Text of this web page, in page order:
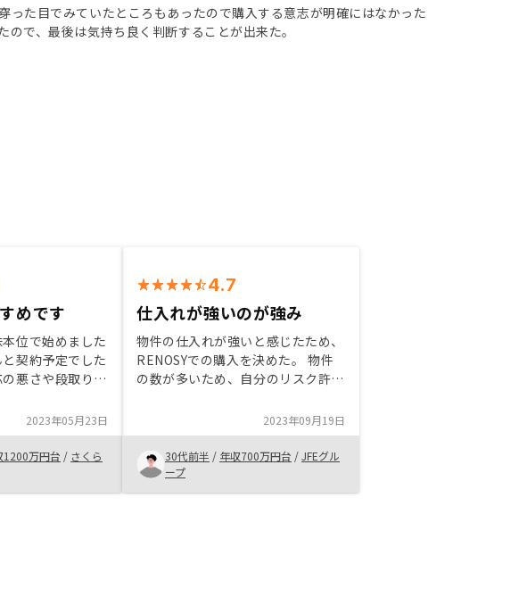
た目でみていたところもあったので購入する意志が明確にはなかった
で、最後は気持ち良く判断することが出来た。
めです
位で始めました
契約予定でした
悪さや段取りの
様にお話を聞かせ
っかけでした。
に説明して頂き
りましたが安心
ったのでお願い
2023年05月23日
1200万円台 / さくら
4.7
仕入れが強いのが強み
物件の仕入れが強いと感じたため、
RENOSYでの購入を決めた。 物件
の数が多いため、自分のリスク許容
と思う。 相対的に利回りの良い地
方物件、相対的に利回りの低い東京
物件。選択肢が広いため、リスクと
リターンを理解した上で自分にあっ
た物件を選べるのがRENOSYの良い
2023年09月19日
30代前半 / 年収700万円台 /JFEグル
ープ